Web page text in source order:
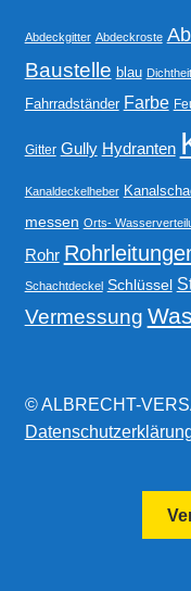
Abdeckgitter Abdeckroste
Baustelle blau
Fahrradständer Farbe
Gitter Gully Hydranten
Kanaldeckelheber
messen Orts-
Rohr
Schachtdeckel Schlüssel
Vermessung
© ALBRECHT-